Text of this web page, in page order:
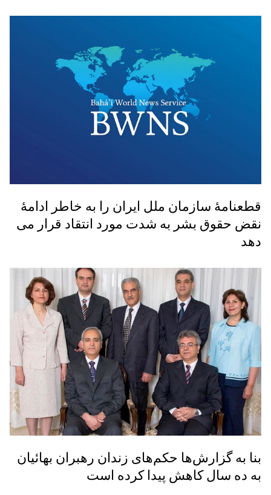
قطعنامۀ سازمان ملل ايران را به خاطر ادامۀ
نقض حقوق بشر به شدت مورد انتقاد قرار می
دهد
بنا به گزارش‌ها حکم‌های زندان رهبران بهائيان
به ده سال کاهش پيدا کرده است